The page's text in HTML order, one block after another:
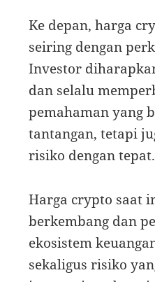
Ke depan, harga
seiring dengan
Investor
dan selalu
pemahaman yang
tantangan, tetapi
risiko dengan tepat.
Harga crypto saat
berkembang dan
ekosistem
sekaligus risiko